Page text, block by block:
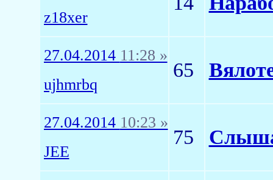
z18xer
27.04.2014 11:28 »
ujhmrbq
65
27.04.2014 10:23 »
JEE
75